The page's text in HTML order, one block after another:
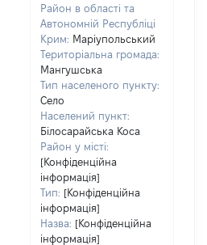
Район в області та
Автономній Республіці
Крим: Маріупольський
Територіальна громада:
Мангушська
Тип населеного пункту:
Село
Населений пункт:
Білосарайська Коса
Район у місті:
[Конфіденційна
інформація]
Тип: [Конфіденційна
інформація]
Назва: [Конфіденційна
інформація]